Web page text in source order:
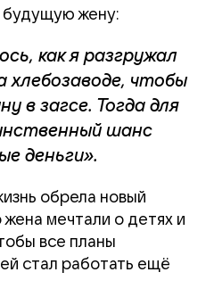
будущую жену:
как я разгружал
хлебозаводе, чтобы
в загсе. Тогда для
шанс
деньги».
обрела новый
мечтали о детях и
все планы
стал работать ещё